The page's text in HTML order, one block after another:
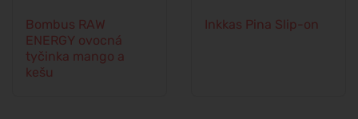
Bombus RAW
ENERGY ovocná
tyčinka mango a
kešu
Inkkas Pina Slip-on